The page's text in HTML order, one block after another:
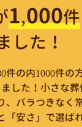
1,000件
した！
件の内1000件
した！小さな
バラつきなく
安さ」で選ば